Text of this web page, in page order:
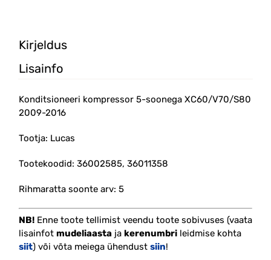
Kirjeldus
Lisainfo
Konditsioneeri kompressor 5-soonega XC60/V70/S80
2009-2016
Tootja: Lucas
Tootekoodid: 36002585, 36011358
Rihmaratta soonte arv: 5
NB! Enne toote tellimist veendu toote sobivuses (vaata
lisainfot mudeliaasta ja kerenumbri leidmise kohta
siit) või võta meiega ühendust siin!